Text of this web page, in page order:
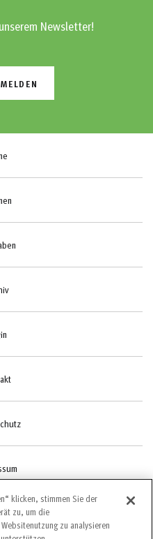
Newsletter!
klicken, stimmen Sie der
zu, um die
zu analysieren